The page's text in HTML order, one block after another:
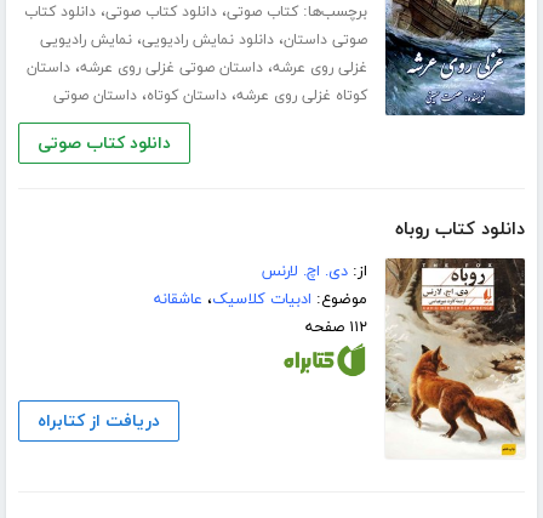
برچسب‌ها:کتاب صوتی،دانلود کتاب صوتی،دانلود کتاب
صوتی داستان،دانلود نمایش رادیویی،نمایش رادیویی
غزلی روی عرشه،داستان صوتی غزلی روی عرشه،داستان
کوتاه غزلی روی عرشه،داستان کوتاه،داستان صوتی
دانلود کتاب صوتی
دانلود کتاب روباه
از:دی. اچ. لارنس
موضوع: ادبیات کلاسیک، عاشقانه
۱۱۲ صفحه
دریافت از کتابراه